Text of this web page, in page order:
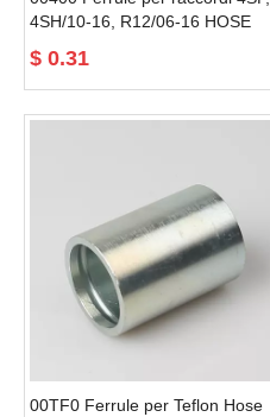
4SH/10-16, R12/06-16 HOSE
$ 0.31
00TF0 Ferrule per Teflon Hose